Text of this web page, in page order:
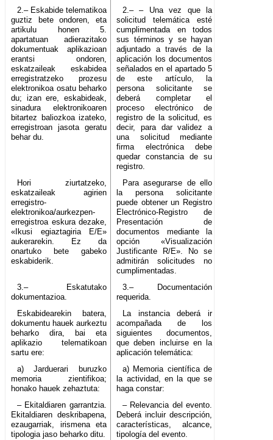
2.– Eskabide telematikoa
guztiz bete ondoren, eta
artikulu honen 5.
apartatuan adierazitako
dokumentuak aplikazioan
erantsi ondoren,
eskatzaileak eskabidea
erregistratzeko prozesu
elektronikoa osatu beharko
du; izan ere, eskabideak,
sinadura elektronikoaren
bitartez baliozkoa izateko,
erregistroan jasota geratu
behar du.
2.– – Una vez que la
solicitud telemática esté
cumplimentada en todos
sus términos y se hayan
adjuntado a través de la
aplicación los documentos
señalados en el apartado 5
de este artículo, la
persona solicitante se
deberá completar el
proceso electrónico de
registro de la solicitud, es
decir, para dar validez a
una solicitud mediante
firma electrónica debe
quedar constancia de su
registro.
Hori ziurtatzeko,
eskatzaileak agirien
erregistro-
elektronikoa/aurkezpen-
erregistroa eskura dezake,
«Ikusi egiaztagiria E/E»
aukerarekin. Ez da
onartuko bete gabeko
eskabiderik.
Para asegurarse de ello
la persona solicitante
puede obtener un Registro
Electrónico-Registro de
Presentación de
documentos mediante la
opción «Visualización
Justificante R/E». No se
admitirán solicitudes no
cumplimentadas.
3.– Eskatutako
dokumentazioa.
3.– Documentación
requerida.
Eskabidearekin batera,
dokumentu hauek aurkeztu
beharko dira, bai eta
aplikazio telematikoan
sartu ere:
La instancia deberá ir
acompañada de los
siguientes documentos,
que deben incluirse en la
aplicación telemática:
a) Jarduerari buruzko
memoria zientifikoa;
honako hauek zehaztuta:
a) Memoria científica de
la actividad, en la que se
haga constar:
– Ekitaldiaren garrantzia.
Ekitaldiaren deskribapena,
ezaugarriak, irismena eta
tipologia jaso beharko ditu.
– Relevancia del evento.
Deberá incluir descripción,
características, alcance,
tipología del evento.